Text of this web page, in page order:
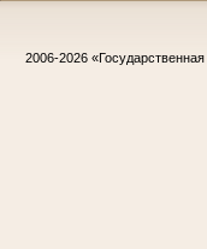
2006-2026